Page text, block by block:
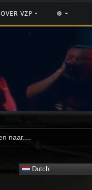
OVER VZP ⚙️
Dutch